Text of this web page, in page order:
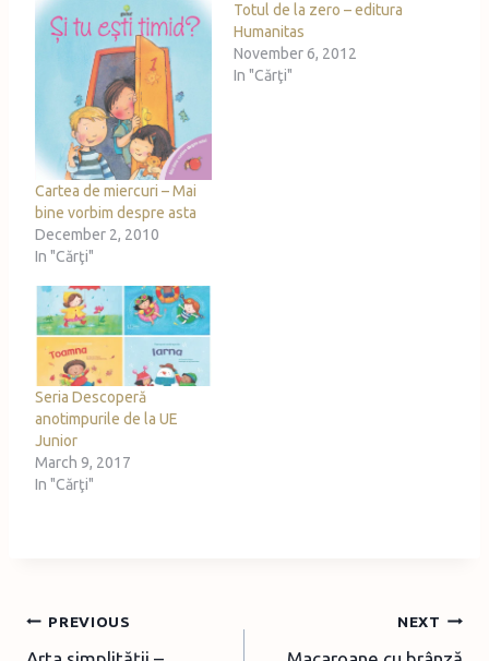
n
g
Cartea de miercuri – Mai
bine vorbim despre asta
December 2, 2010
In "Cărţi"
Totul de la zero – editura
Humanitas
November 6, 2012
In "Cărţi"
Seria Descoperă
anotimpurile de la UE
Junior
March 9, 2017
In "Cărţi"
Post
PREVIOUS NEXT